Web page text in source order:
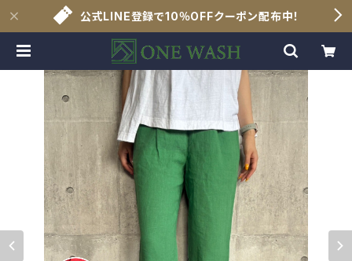
公式LINE登録で10％OFFクーポン配布中！